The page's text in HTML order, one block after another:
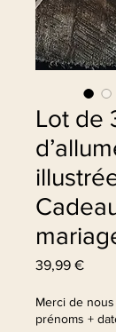
Lot de
39,99 €Prix
Merci de
prénoms +